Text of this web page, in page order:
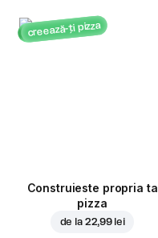
creează-ți pizza
Construieste propria ta
pizza
de la 22,99 lei